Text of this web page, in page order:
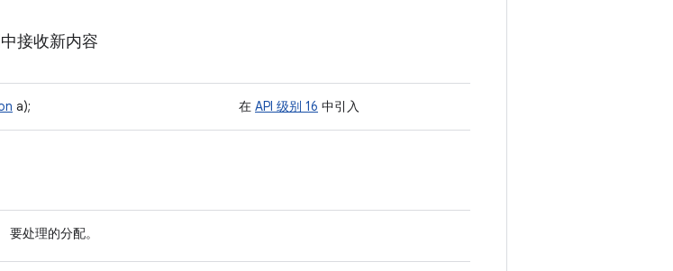
中接收新内容
a); 在 API 级别 16 中引入
要处理的分配。